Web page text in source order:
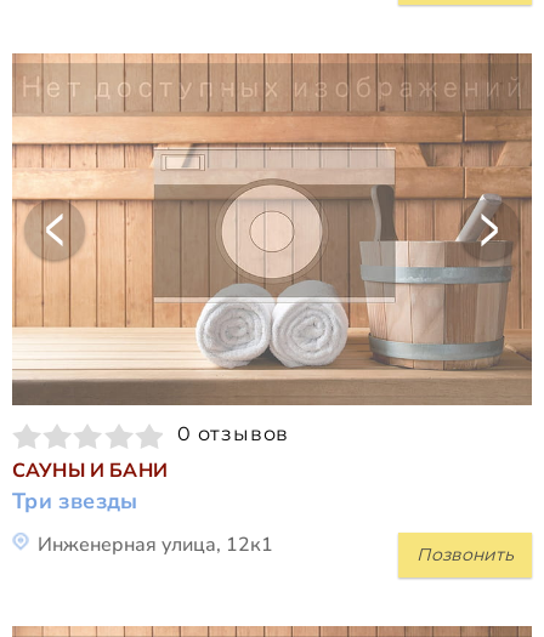
0 отзывов
САУНЫ И БАНИ
Три звезды
Позвонить
Инженерная улица, 12к1